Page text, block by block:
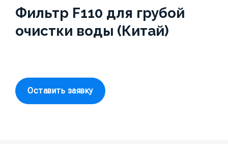
Фильтр F110 для грубой
очистки воды (Китай)
Оставить заявку